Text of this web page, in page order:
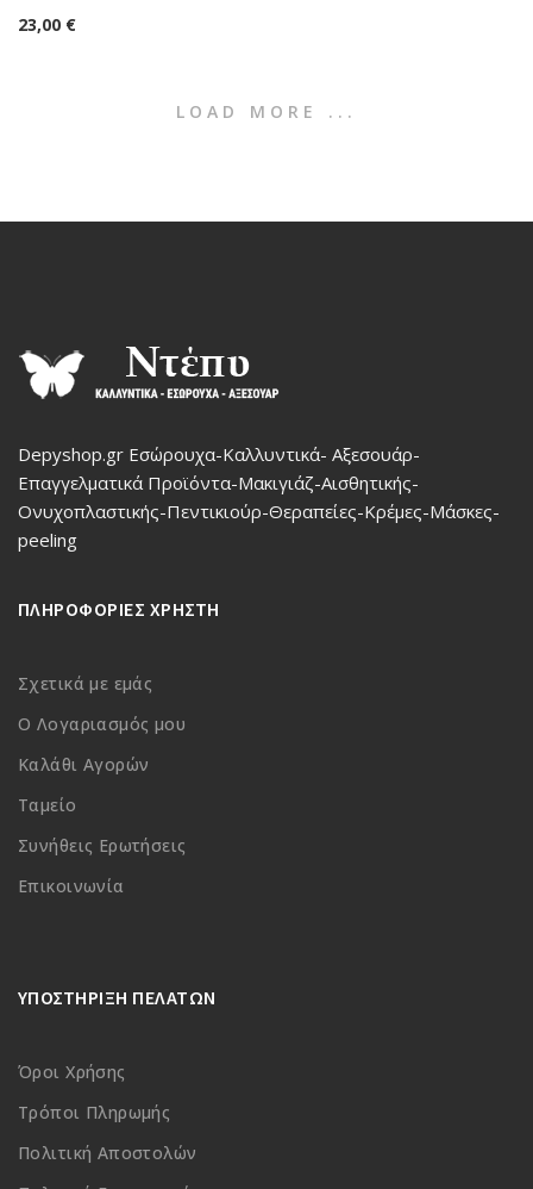
23,00 €
LOAD MORE ...
Depyshop.gr Εσώρουχα-Καλλυντικά- Αξεσουάρ-
Επαγγελματικά Προϊόντα-Μακιγιάζ-Αισθητικής-
Ονυχοπλαστικής-Πεντικιούρ-Θεραπείες-Κρέμες-Μάσκες-
peeling
ΠΛΗΡΟΦΟΡΙΕΣ ΧΡΗΣΤΗ
Σχετικά με εμάς
Ο Λογαριασμός μου
Καλάθι Αγορών
Ταμείο
Συνήθεις Ερωτήσεις
Επικοινωνία
ΥΠΟΣΤΗΡΙΞΗ ΠΕΛΑΤΩΝ
Όροι Χρήσης
Τρόποι Πληρωμής
Πολιτική Αποστολών